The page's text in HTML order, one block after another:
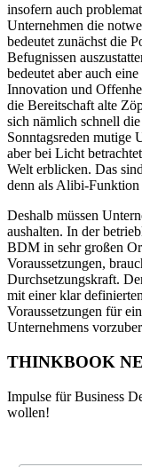
insofern auch
Unternehmen die
bedeutet zunächst die
Befugnissen
bedeutet aber auch
Innovation und
die Bereitschaft alte
sich nämlich schnell
Sonntagsreden mutige
aber bei Licht
Welt erblicken. Das
denn als Alibi-Funktion
Deshalb müssen
aushalten. In der
BDM in sehr großen
Voraussetzungen,
Durchsetzungskraft.
mit einer klar
Voraussetzungen für
Unternehmens
THINKBOOK
Impulse für Business
wollen!